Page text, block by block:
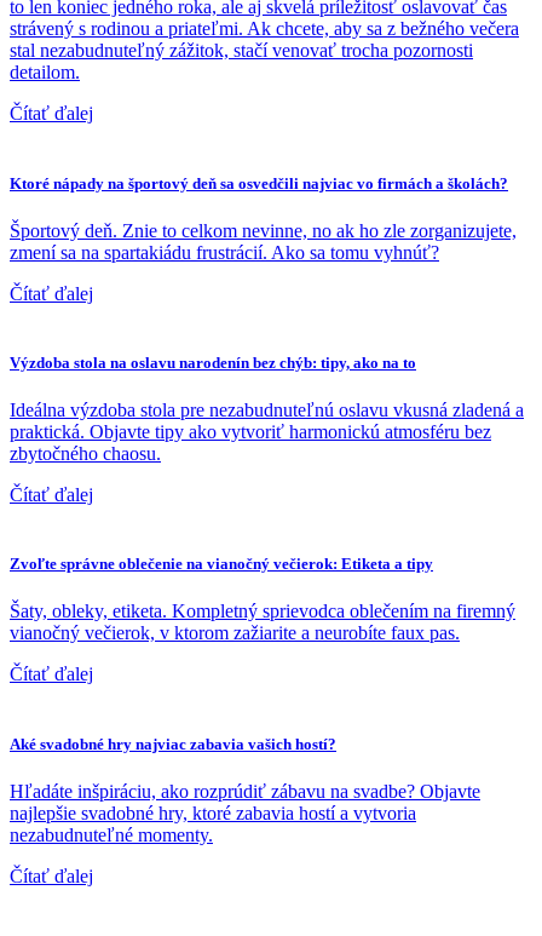
to len koniec jedného roka, ale aj skvelá príležitosť oslavovať čas
strávený s rodinou a priateľmi. Ak chcete, aby sa z bežného večera
stal nezabudnuteľný zážitok, stačí venovať trocha pozornosti
detailom.
Čítať ďalej
Ktoré nápady na športový deň sa osvedčili najviac vo firmách a školách?
Športový deň. Znie to celkom nevinne, no ak ho zle zorganizujete,
zmení sa na spartakiádu frustrácií. Ako sa tomu vyhnúť?
Čítať ďalej
Výzdoba stola na oslavu narodenín bez chýb: tipy, ako na to
Ideálna výzdoba stola pre nezabudnuteľnú oslavu vkusná zladená a
praktická. Objavte tipy ako vytvoriť harmonickú atmosféru bez
zbytočného chaosu.
Čítať ďalej
Zvoľte správne oblečenie na vianočný večierok: Etiketa a tipy
Šaty, obleky, etiketa. Kompletný sprievodca oblečením na firemný
vianočný večierok, v ktorom zažiarite a neurobíte faux pas.
Čítať ďalej
Aké svadobné hry najviac zabavia vašich hostí?
Hľadáte inšpiráciu, ako rozprúdiť zábavu na svadbe? Objavte
najlepšie svadobné hry, ktoré zabavia hostí a vytvoria
nezabudnuteľné momenty.
Čítať ďalej